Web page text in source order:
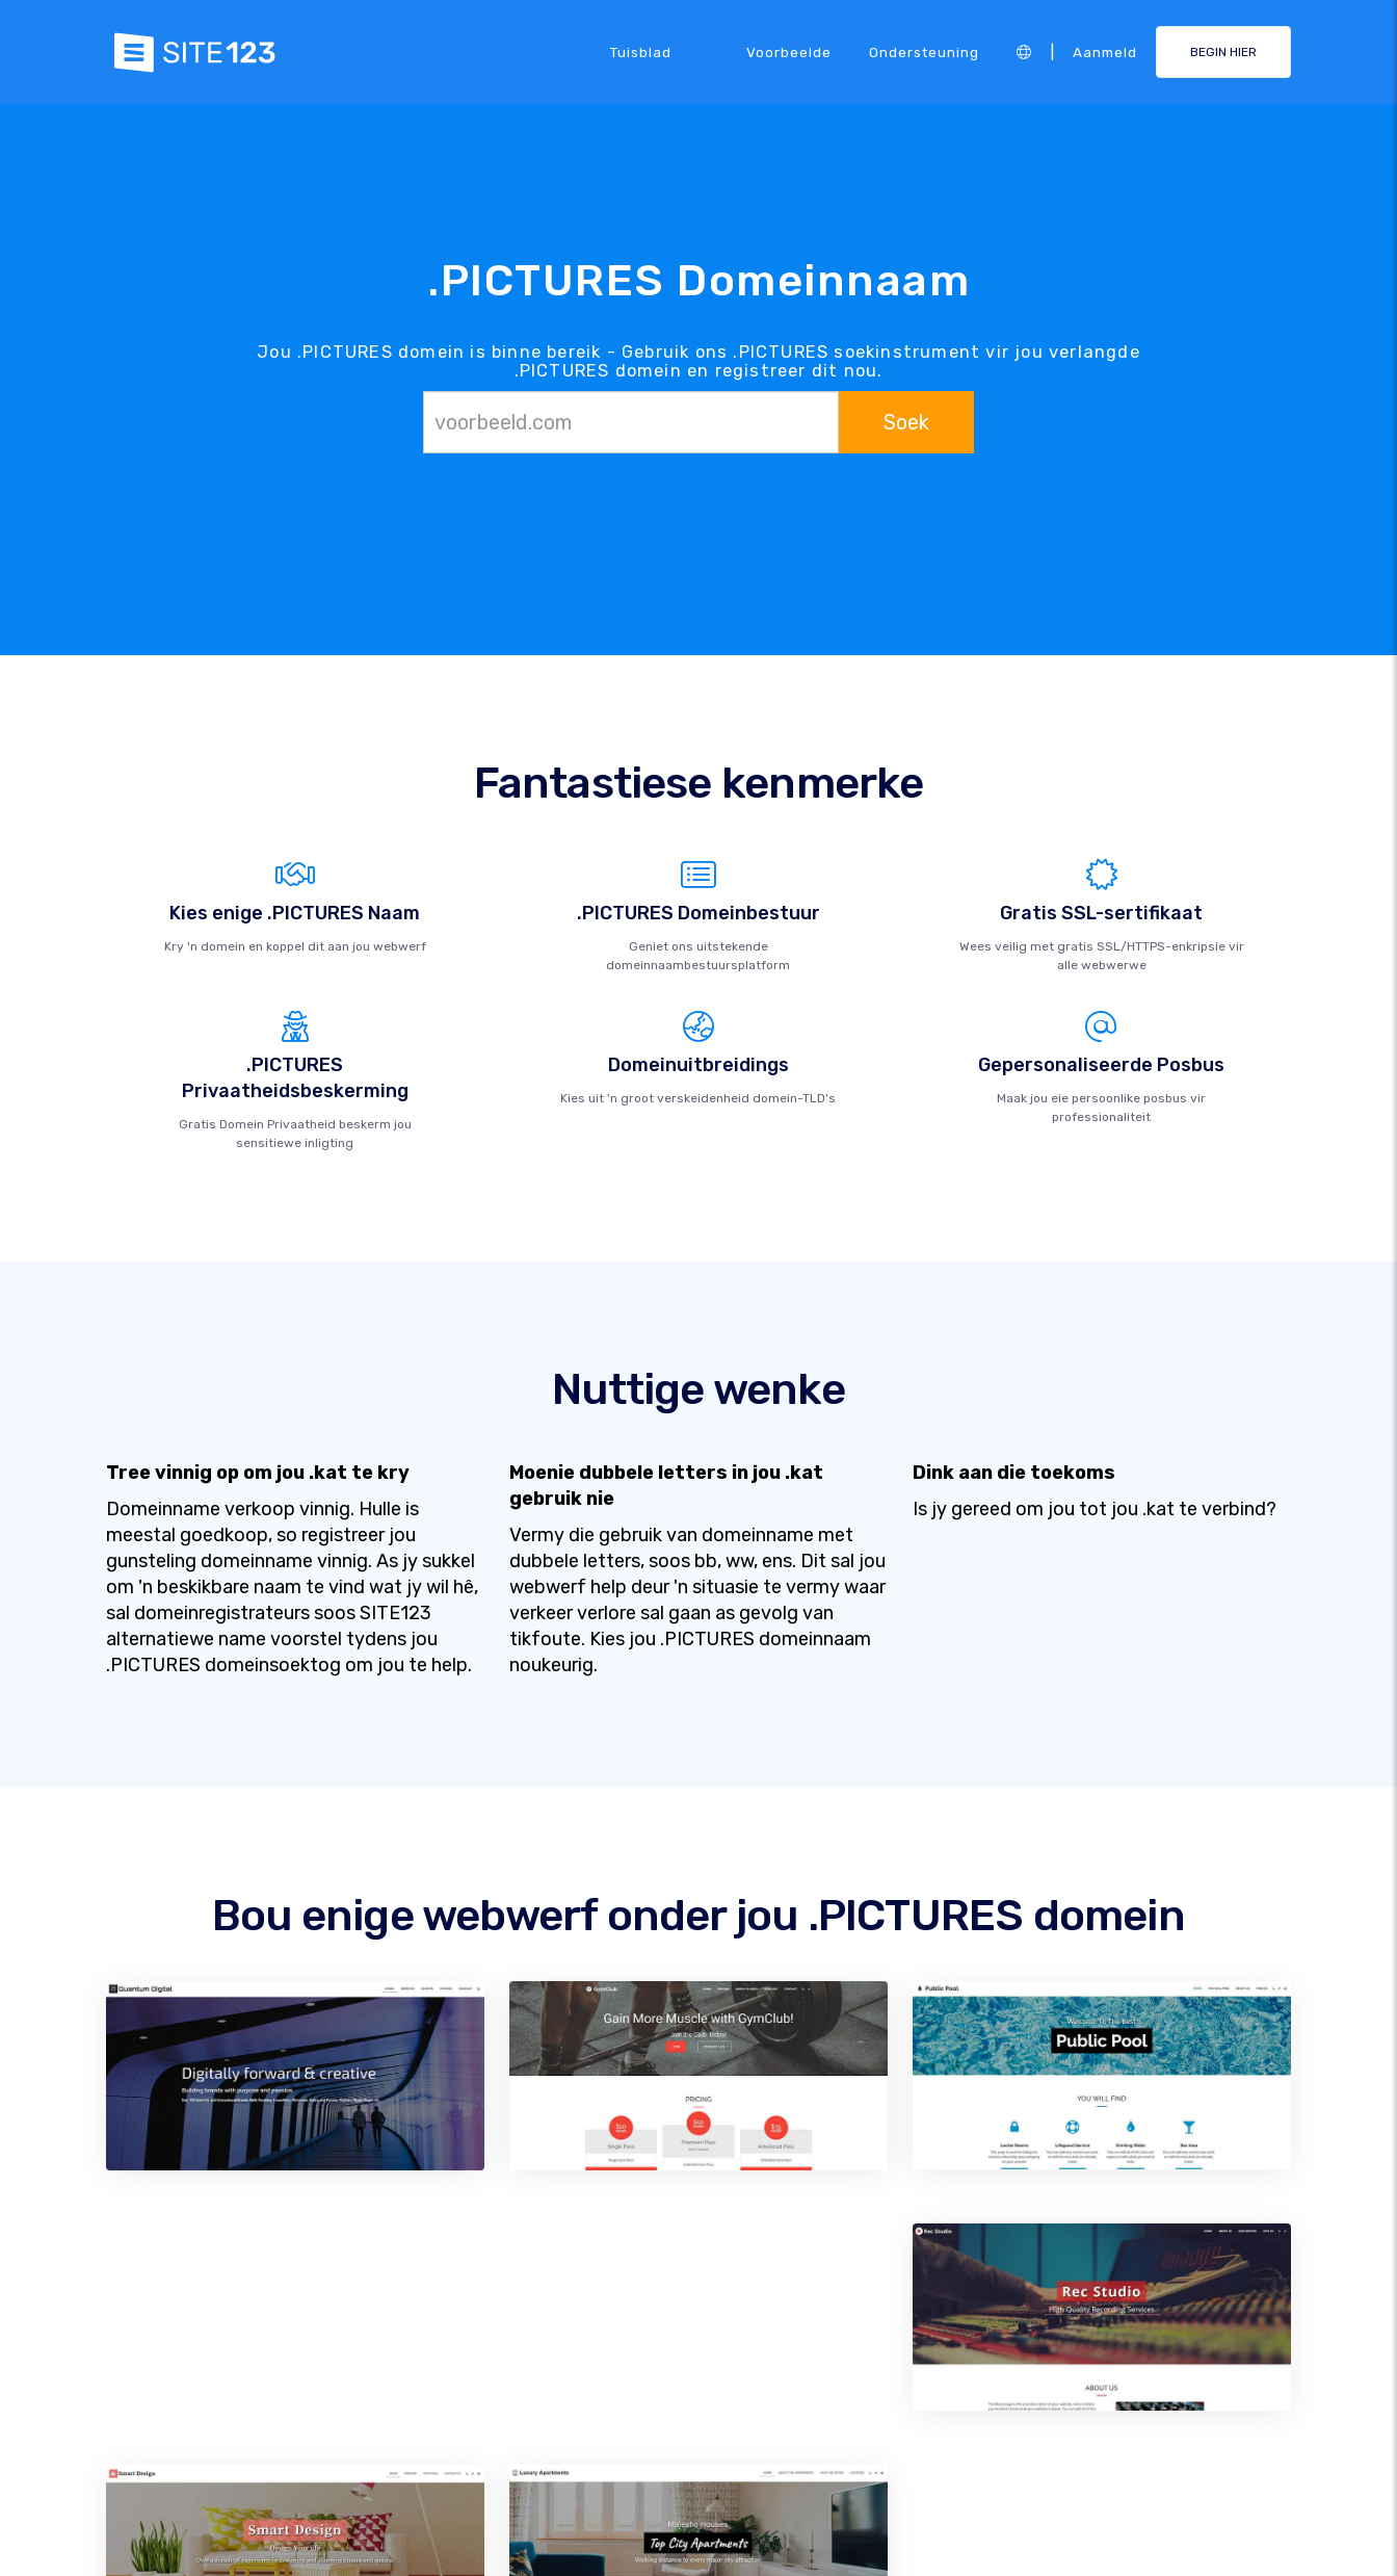
Tuisblad Voorbeelde Ondersteuning Aanmeld BEGIN HIER
.PICTURES Domeinnaam
Jou .PICTURES domein is binne bereik - Gebruik ons .PICTURES soekinstrument vir jou verlangde
.PICTURES domein en registreer dit nou.
Soek
Fantastiese kenmerke
Kies enige .PICTURES Naam
Kry 'n domein en koppel dit aan jou webwerf
.PICTURES Domeinbestuur
Geniet ons uitstekende
domeinnaambestuursplatform
Gratis SSL-sertifikaat
Wees veilig met gratis SSL/HTTPS-enkripsie vir
alle webwerwe
.PICTURES
Privaatheidsbeskerming
Gratis Domein Privaatheid beskerm jou
sensitiewe inligting
Domeinuitbreidings
Kies uit 'n groot verskeidenheid domein-TLD's
Gepersonaliseerde Posbus
Maak jou eie persoonlike posbus vir
professionaliteit
Nuttige wenke
Tree vinnig op om jou .kat te kry
Domeinname verkoop vinnig. Hulle is
meestal goedkoop, so registreer jou
gunsteling domeinname vinnig. As jy sukkel
om 'n beskikbare naam te vind wat jy wil hê,
sal domeinregistrateurs soos SITE123
alternatiewe name voorstel tydens jou
.PICTURES domeinsoektog om jou te help.
Moenie dubbele letters in jou .kat
gebruik nie
Vermy die gebruik van domeinname met
dubbele letters, soos bb, ww, ens. Dit sal jou
webwerf help deur 'n situasie te vermy waar
verkeer verlore sal gaan as gevolg van
tikfoute. Kies jou .PICTURES domeinnaam
noukeurig.
Dink aan die toekoms
Is jy gereed om jou tot jou .kat te verbind?
Bou enige webwerf onder jou .PICTURES domein